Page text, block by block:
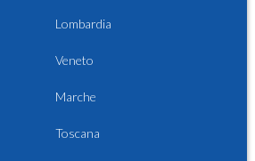
Lombardia
Veneto
Marche
Toscana